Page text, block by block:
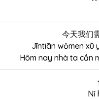
今天我们
Jīntiān wǒmen xū
Hôm nay nhà ta cần
Nǐ